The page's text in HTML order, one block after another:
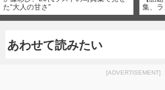
た“大人の甘さ”
集、ラ
あわせて読みたい
[ADVERTISEMENT]